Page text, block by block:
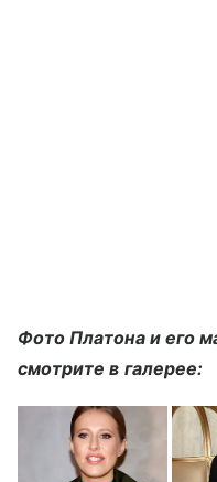
Фото Платона и его
смотрите в галерее: